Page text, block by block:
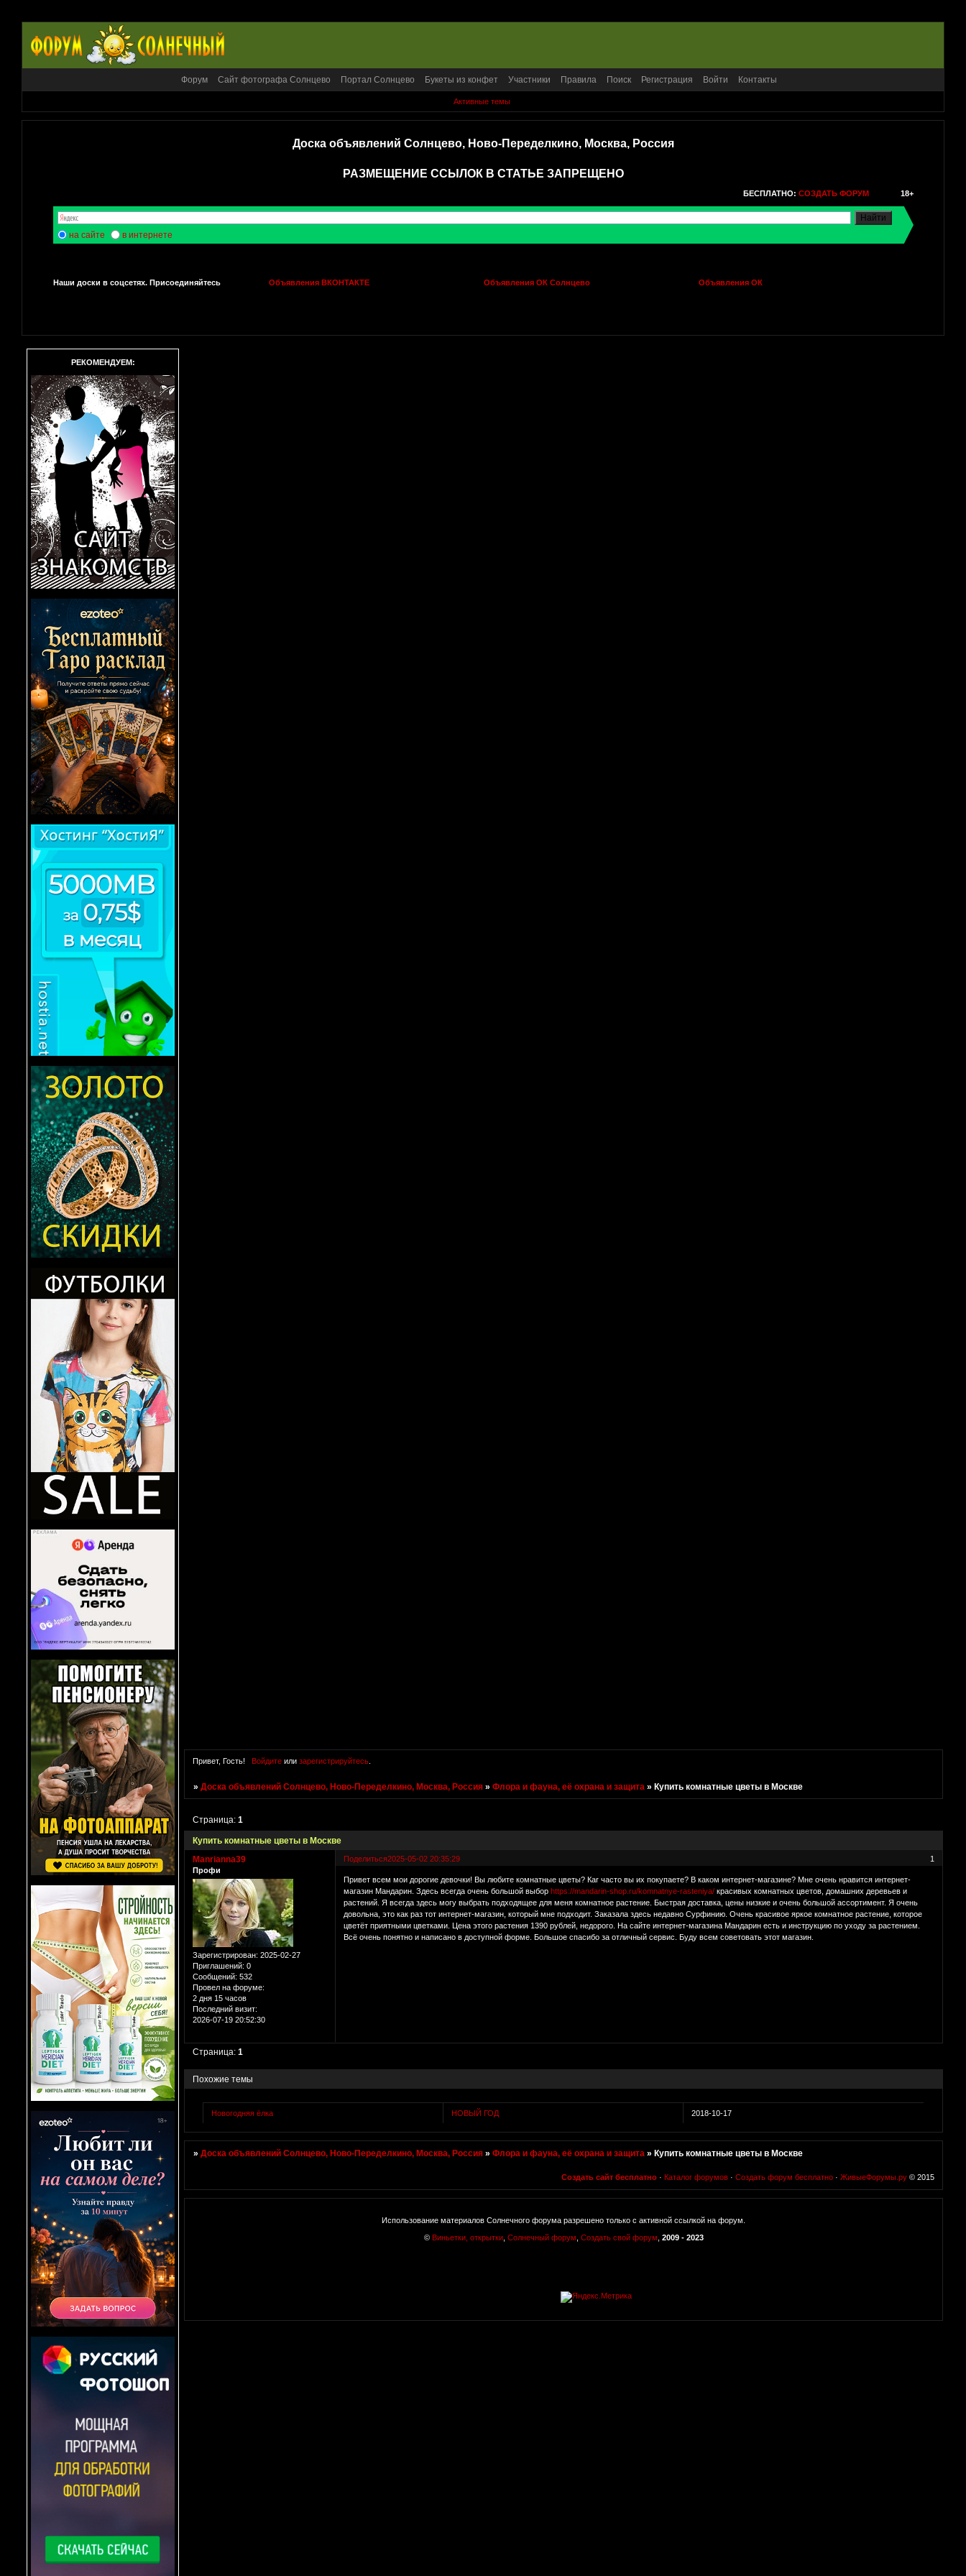
Форум Сайт фотографа Солнцево Портал Солнцево Букеты из конфет Участники Правила Поиск Регистрация Войти Контакты
Активные темы
Доска объявлений Солнцево, Ново-Переделкино, Москва, Россия
РАЗМЕЩЕНИЕ ССЫЛОК В СТАТЬЕ ЗАПРЕЩЕНО
БЕСПЛАТНО: СОЗДАТЬ ФОРУМ 18+
на сайте в интернете
Наши доски в соцсетях. Присоединяйтесь Объявления ВКОНТАКТЕ Объявления ОК Солнцево Объявления ОК
РЕКОМЕНДУЕМ:
Привет, Гость! Войдитеили зарегистрируйтесь.
»Доска объявлений Солнцево, Ново-Переделкино, Москва, Россия »Флора и фауна, её охрана и защита »Купить комнатные цветы в Москве
Купить комнатные цветы в Москве
Страница:1
Поделиться 1
2025-05-02 20:35:29
Manrianna39
Профи
Зарегистрирован: 2025-02-27
Приглашений: 0
Сообщений: 532
Провел на форуме:
2 дня 15 часов
Последний визит:
2026-07-19 20:52:30
Привет всем мои дорогие девочки! Вы любите комнатные цветы? Каr часто вы их покупаете? В каком интернет-магазине? Мне очень нравится интернет-
магазин Мандарин. Здесь всегда очень большой выбор https://mandarin-shop.ru/komnatnye-rasteniya/ красивых комнатных цветов, домашних деревьев и
растений. Я всегда здесь могу выбрать подходящее для меня комнатное растение. Быстрая доставка, цены низкие и очень большой ассортимент. Я очень
довольна, это как раз тот интернет-магазин, который мне подходит. Заказала здесь недавно Сурфинию. Очень красивое яркое комнатное растение, которое
цветёт приятными цветками. Цена этого растения 1390 рублей, недорого. На сайте интернет-магазина Мандарин есть и инструкцию по уходу за растением.
Всё очень понятно и написано в доступной форме. Большое спасибо за отличный сервис. Буду всем советовать этот магазин.
Страница:1
Похожие темы
Новогодняя ёлка НОВЫЙ ГОД 2018-10-17
»Доска объявлений Солнцево, Ново-Переделкино, Москва, Россия »Флора и фауна, её охрана и защита »Купить комнатные цветы в Москве
Создать сайт бесплатно · Каталог форумов · Создать форум бесплатно · ЖивыеФорумы.ру © 2015
Использование материалов Солнечного форума разрешено только с активной ссылкой на форум.
© Виньетки, открытки, Солнечный форум Создать свой форум 2009 - 2023